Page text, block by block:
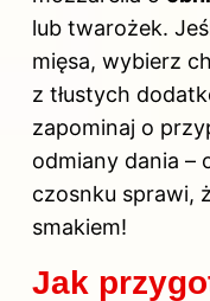
lub twarożek.
mięsa, wybierz
z tłustych
zapominaj o
odmiany dania –
czosnku sprawi,
smakiem!
Jak